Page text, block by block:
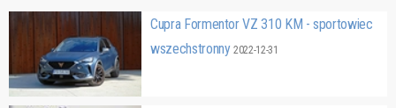
Cupra Formentor VZ 310 KM - sportowiec
wszechstronny2022-12-31